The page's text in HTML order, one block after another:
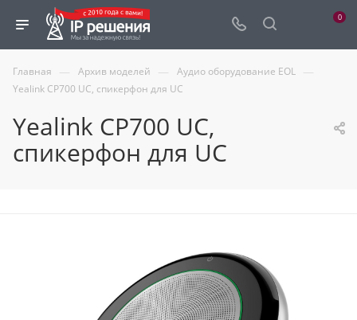
0
Главная — Архив моделей — Аудио оборудование EOL —
Yealink CP700 UC, спикерфон для UC
Yealink CP700 UC,
спикерфон для UC